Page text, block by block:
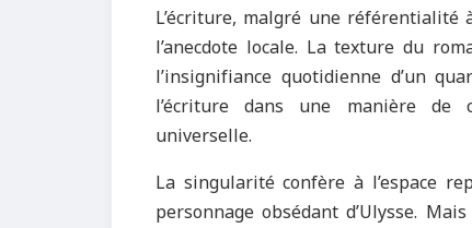
L’écriture, malgré une
l’anecdote locale. La texture du
l’insignifiance quotidienne d’un
l’écriture dans une manière de
universelle.
La singularité confère à l’espace
personnage obsédant d’Ulysse.